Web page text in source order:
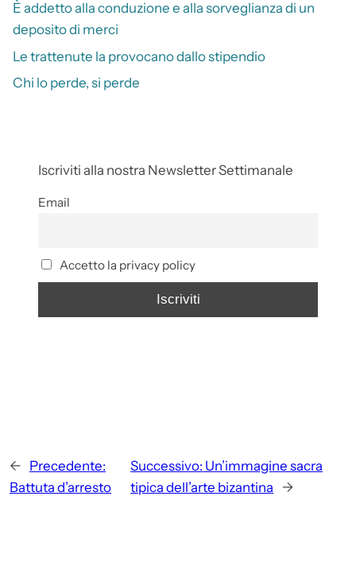
È addetto alla conduzione e alla sorveglianza di un
deposito di merci
Le trattenute la provocano dallo stipendio
Chi lo perde, si perde
Iscriviti alla nostra Newsletter Settimanale
Email
Accetto la privacy policy
← Precedente:
Battuta d’arresto
Successivo: Un’immagine sacra
tipica dell’arte bizantina
→